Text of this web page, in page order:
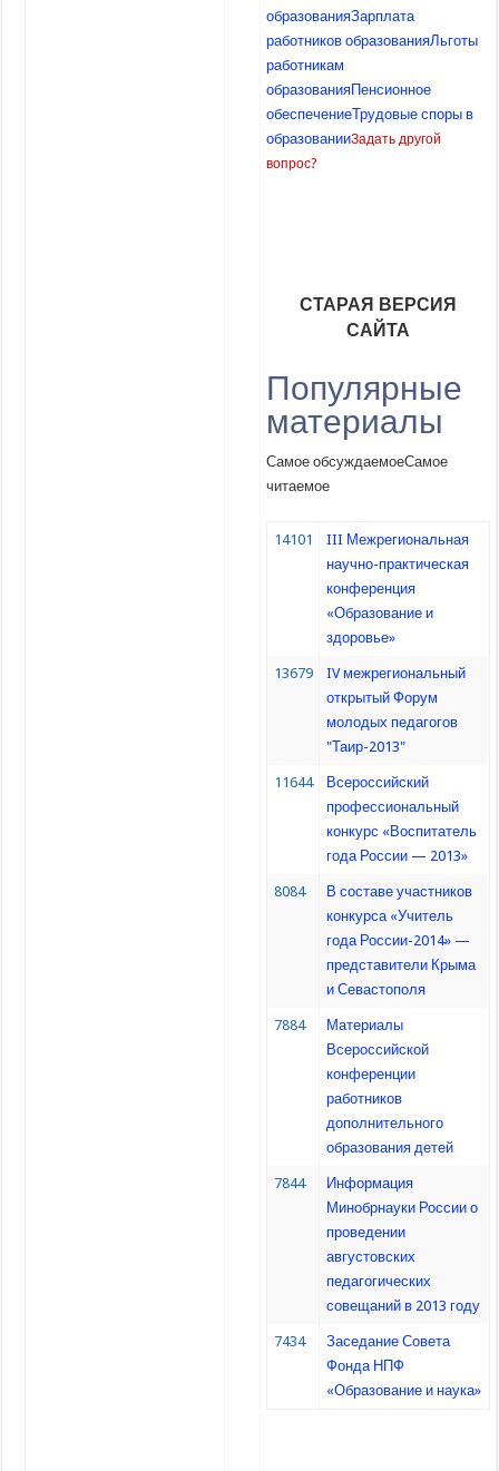
образованияЗарплата
работников образованияЛьготы
работникам
образованияПенсионное
обеспечениеТрудовые споры в
образованииЗадать другой
вопрос?
СТАРАЯ ВЕРСИЯ
САЙТА
Популярные
материалы
Самое обсуждаемоеСамое
читаемое
14101
III Межрегиональная
научно-практическая
конференция
«Образование и
здоровье»
13679
IV межрегиональный
открытый Форум
молодых педагогов
"Таир-2013"
11644
Всероссийский
профессиональный
конкурс «Воспитатель
года России — 2013»
8084
В составе участников
конкурса «Учитель
года России-2014» —
представители Крыма
и Севастополя
7884
Материалы
Всероссийской
конференции
работников
дополнительного
образования детей
7844
Информация
Минобрнауки России о
проведении
августовских
педагогических
совещаний в 2013 году
7434
Заседание Совета
Фонда НПФ
«Образование и наука»